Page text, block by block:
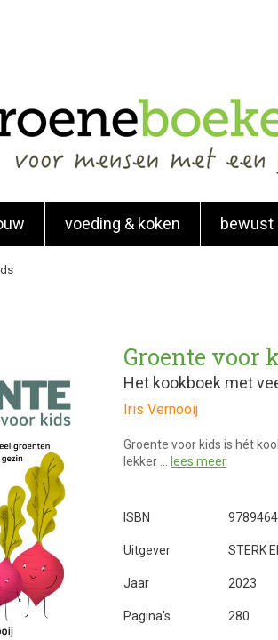
voeding & koken bewust
Groente voor
Het kookboek met
Iris Vernooij
Groente voor kids is hét
lekker … lees meer
ISBN
Uitgever STERK
Jaar 2023
Pagina's 280